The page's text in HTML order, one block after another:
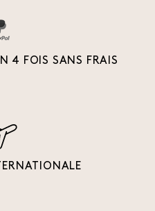
4 FOIS SANS FRAIS